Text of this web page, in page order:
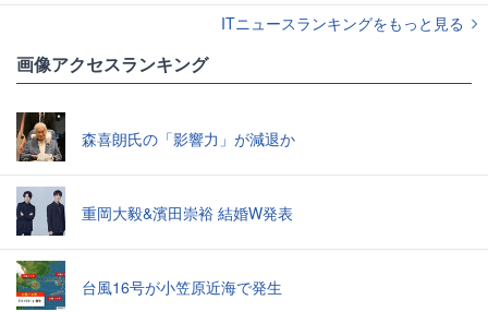
ITニュースランキングをもっと見る
画像アクセスランキング
森喜朗氏の「影響力」が減退か
重岡大毅&濱田崇裕 結婚W発表
台風16号が小笠原近海で発生